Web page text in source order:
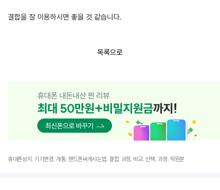
결합을 잘 이용하시면 좋을 것 같습니다.
목록으로
휴대폰성지, 기기변경, 개통, 핸드폰싸게사는법, 결합, 과정, 비교, 선택, 과정, 직원분